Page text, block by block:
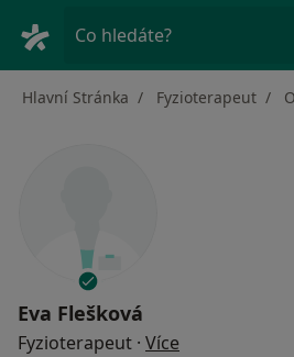
Co hledáte?
Hlavní Stránka Fyzioterapeut
Eva Flešková
Fyzioterapeut · Více